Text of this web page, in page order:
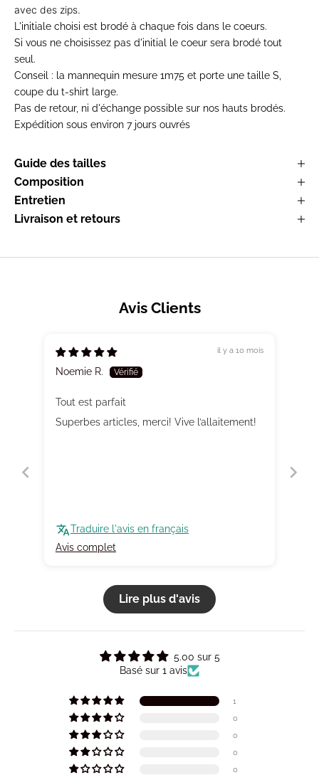
avec des zips.
L'initiale choisi est brodé à chaque fois dans le coeurs.
Si vous ne choisissez pas d'initial le coeur sera brodé tout
seul.
Conseil : la mannequin mesure 1m75 et porte une taille S,
coupe du t-shirt large.
Pas de retour, ni d'échange possible sur nos hauts brodés.
Expédition sous environ 7 jours ouvrés
Guide des tailles
Composition
Entretien
Livraison et retours
Avis Clients
il y a 10 mois
Noemie R.
Tout est parfait
Superbes articles, merci! Vive l’allaitement!
Traduire l'avis en français
Avis complet
Lire plus d'avis
5.00 sur 5
Basé sur 1 avis
1
0
0
0
0